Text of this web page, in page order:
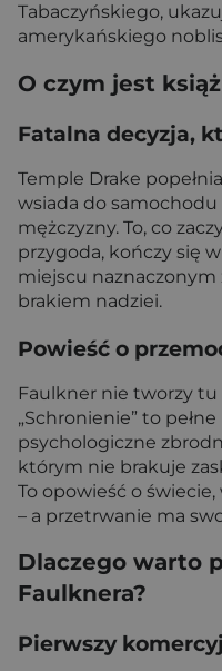
Tabaczyńskiego,
amerykańskiego
O czym jest
Fatalna decyzja,
Temple Drake
wsiada do
mężczyzny. To, co
przygoda, kończy się
miejscu naznaczonym
brakiem nadziei.
Powieść o
Faulkner nie tworzy
„Schronienie” to
psychologiczne
którym nie brakuje
To opowieść o
– a przetrwanie ma
Dlaczego warto
Faulknera?
Pierwszy